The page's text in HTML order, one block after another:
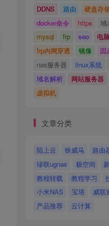
DDNS
路由 硬盘存
docker命令
https 域
mysql
frp seo 电脑
frp内网穿透
镜像 固
nas服务器
linux系统
域名解析
网站服务器
虚拟机
文章分类
陌上云 铁威马 路由
绿联ugnas
极空间
教程转载
教程学习
小米NAS
宝塔 威联
产品推荐
云计算